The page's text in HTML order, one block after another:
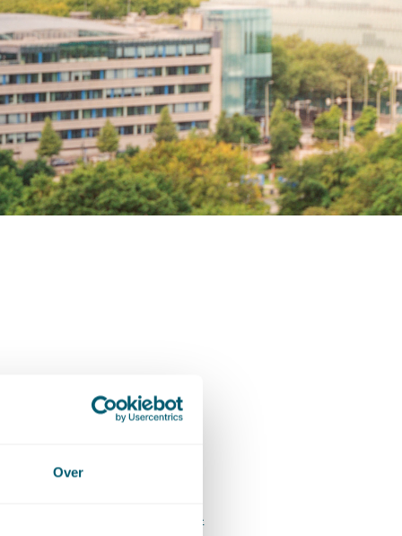
OverContact
+31 70 515 3894